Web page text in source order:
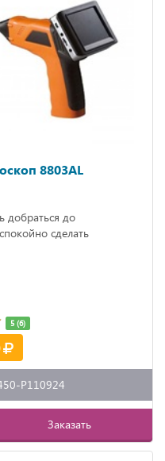
8803AL
добраться до
сделать
5 (6)
P110924
Заказать